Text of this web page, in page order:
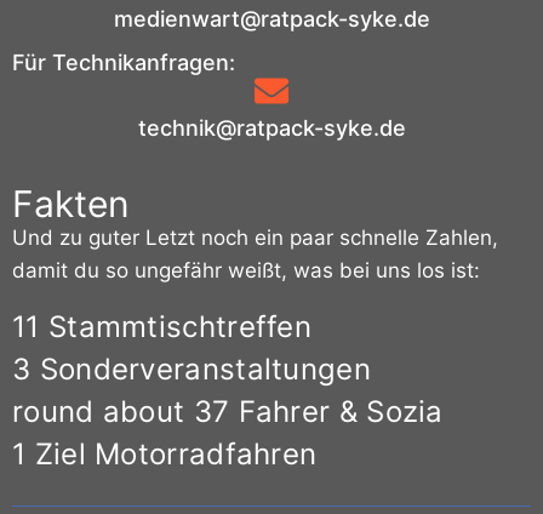
medienwart@ratpack-syke.de
Für Technikanfragen:
technik@ratpack-syke.de
Fakten
Und zu guter Letzt noch ein paar schnelle Zahlen,
damit du so ungefähr weißt, was bei uns los ist:
11 Stammtischtreffen
3 Sonderveranstaltungen
round about 37 Fahrer & Sozia
1 Ziel Motorradfahren